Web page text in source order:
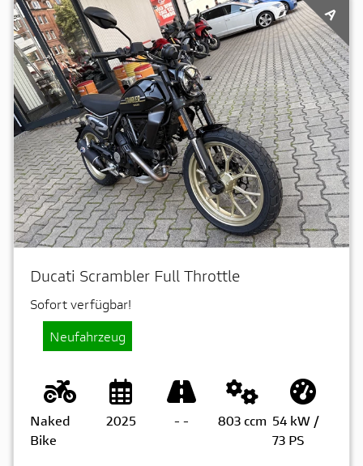
Ducati Scrambler Full Throttle
Sofort verfügbar!
Neufahrzeug
Naked
Bike
2025 - - 803 ccm 54 kW /
73 PS
A